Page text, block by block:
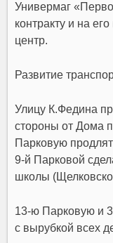
Универмаг
контракту и на
центр.
Развитие
Улицу К.Федина
стороны от Дома
Парковую
9-й Парковой
школы
13-ю Парковую и
с вырубкой всех